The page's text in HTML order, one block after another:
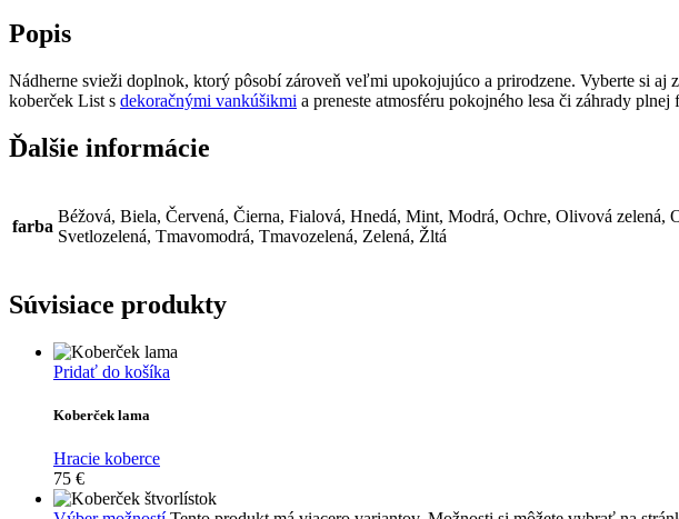
Popis
Nádherne svieži doplnok, ktorý pôsobí zároveň veľmi upokojujúco a prirodzene. Vyberte si
koberček List s dekoračnými vankúšikmi a preneste atmosféru pokojného lesa či záhrady plnej
Ďalšie informácie
farba
Béžová, Biela, Červená, Čierna, Fialová, Hnedá, Mint, Modrá, Ochre, Olivová zelená,
Svetlozelená, Tmavomodrá, Tmavozelená, Zelená, Žltá
Súvisiace produkty
Pridať do košíka
Koberček lama
Hracie koberce
75 €